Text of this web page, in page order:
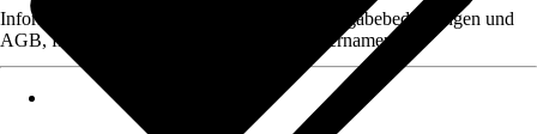
Informationen des Verkäufers, wie z. B. Rückgabebedingungen und
AGB, finden Sie bei Klick auf den Verkäufernamen.